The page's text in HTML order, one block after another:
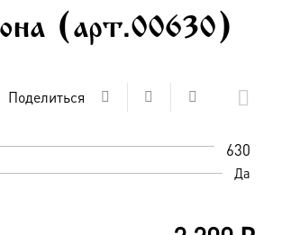
(арт.00630)
Поделиться
630
Да